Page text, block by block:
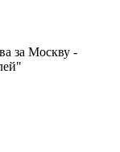
за Москву -